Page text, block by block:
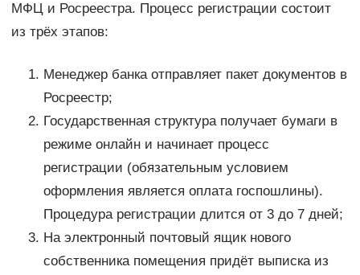
МФЦ и Росреестра. Процесс регистрации состоит
из трёх этапов:
Менеджер банка отправляет пакет документов в
Росреестр;
Государственная структура получает бумаги в
режиме онлайн и начинает процесс
регистрации (обязательным условием
оформления является оплата госпошлины).
Процедура регистрации длится от 3 до 7 дней;
На электронный почтовый ящик нового
собственника помещения придёт выписка из